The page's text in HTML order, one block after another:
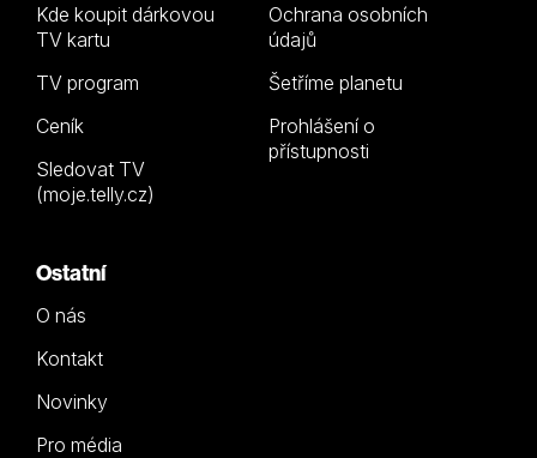
Kde koupit dárkovou
TV kartu
TV program
Ceník
Sledovat TV
(moje.telly.cz)
Ochrana osobních
údajů
Šetříme planetu
Prohlášení o
přístupnosti
Ostatní
O nás
Kontakt
Novinky
Pro média